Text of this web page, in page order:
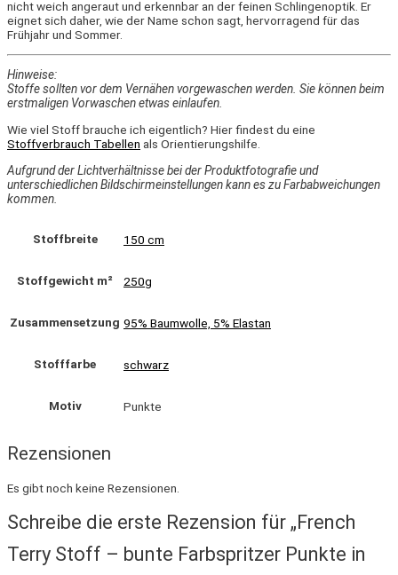
nicht weich angeraut und erkennbar an der feinen Schlingenoptik. Er
eignet sich daher, wie der Name schon sagt, hervorragend für das
Frühjahr und Sommer.
Hinweise:
Stoffe sollten vor dem Vernähen vorgewaschen werden. Sie können beim
erstmaligen Vorwaschen etwas einlaufen.
Wie viel Stoff brauche ich eigentlich?​ Hier findest du eine
Stoffverbrauch Tabellen als Orientierungshilfe.
Aufgrund der Lichtverhältnisse bei der Produktfotografie und
unterschiedlichen Bildschirmeinstellungen kann es zu Farbabweichungen
kommen.
Stoffbreite 150 cm
Stoffgewicht m² 250g
Zusammensetzung 95% Baumwolle, 5% Elastan
Stofffarbe schwarz
Motiv Punkte
Rezensionen
Es gibt noch keine Rezensionen.
Schreibe die erste Rezension für „French
Terry Stoff – bunte Farbspritzer Punkte in